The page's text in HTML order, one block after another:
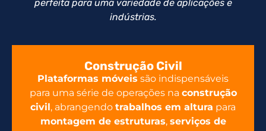
perfeita para uma variedade de aplicações e
indústrias.
Construção Civil
Plataformas móveis são indispensáveis
para uma série de operações na construção
civil, abrangendo trabalhos em altura para
montagem de estruturas, serviços de